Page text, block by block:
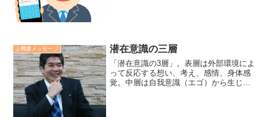
上機嫌メッセージ 潜在意識の三層
「潜在意識の3層」。表層は外部環境によ
って反応する想い、考え、感情、身体感
覚。中層は自我意識（エゴ）から生じる